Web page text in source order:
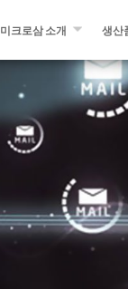
미크로삼 소개
문의하기￼
생
필라
자동